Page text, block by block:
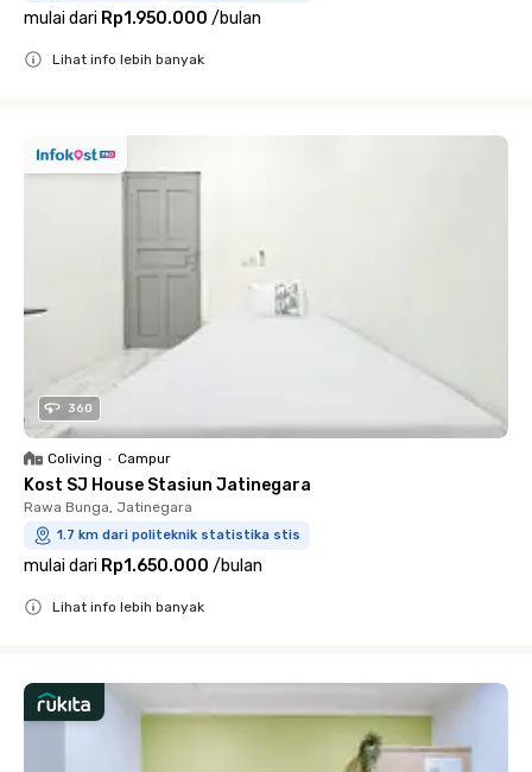
mulai dari Rp1.950.000 /bulan
Lihat info lebih banyak
360
Coliving • Campur
Kost SJ House Stasiun Jatinegara
Rawa Bunga, Jatinegara
1.7 km dari politeknik statistika stis
mulai dari Rp1.650.000 /bulan
Lihat info lebih banyak